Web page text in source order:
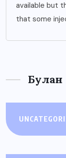
available but
that some
Булан